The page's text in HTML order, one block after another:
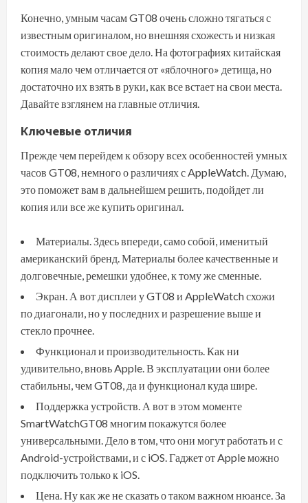
Конечно, умным часам GT08 очень сложно тягаться с
известным оригиналом, но внешняя схожесть и низкая
стоимость делают свое дело. На фотографиях китайская
копия мало чем отличается от «яблочного» детища, но
достаточно их взять в руки, как все встает на свои места.
Давайте взглянем на главные отличия.
Ключевые отличия
Прежде чем перейдем к обзору всех особенностей умных
часов GT08, немного о различиях с AppleWatch. Думаю,
это поможет вам в дальнейшем решить, подойдет ли
копия или все же купить оригинал.
Материалы. Здесь впереди, само собой, именитый
американский бренд. Материалы более качественные и
долговечные, ремешки удобнее, к тому же сменные.
Экран. А вот дисплеи у GT08 и AppleWatch схожи
по диагонали, но у последних и разрешение выше и
стекло прочнее.
Функционал и производительность. Как ни
удивительно, вновь Apple. В эксплуатации они более
стабильны, чем GT08, да и функционал куда шире.
Поддержка устройств. А вот в этом моменте
SmartWatchGT08 многим покажутся более
универсальными. Дело в том, что они могут работать и с
Android-устройствами, и с iOS. Гаджет от Apple можно
подключить только к iOS.
Цена. Ну как же не сказать о таком важном нюансе. За